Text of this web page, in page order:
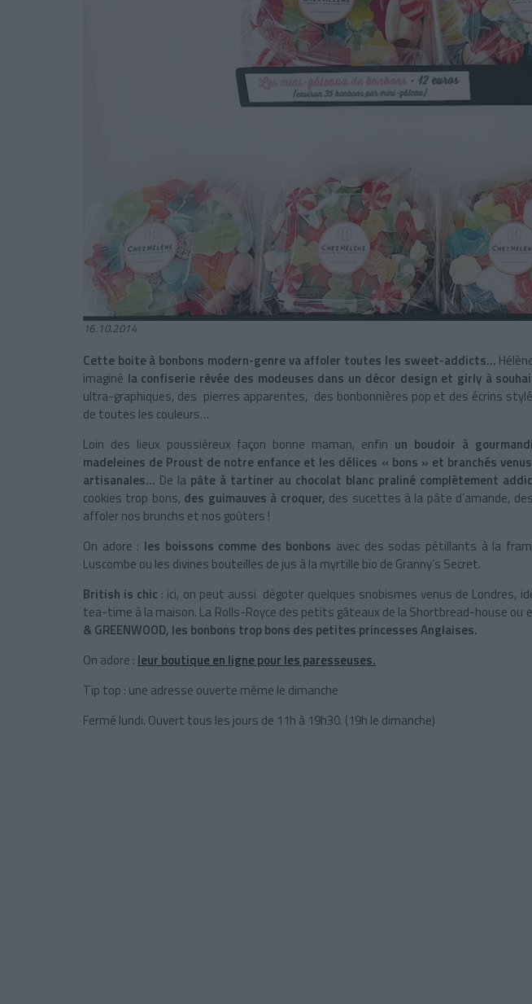
16.10.2014
Cette boite à bonbons modern-genre va affoler toutes les sweet-addicts...
imaginé la confiserie rêvée des modeuses dans un décor design et girly à
ultra-graphiques, des pierres apparentes, des bonbonnières pop et des écrins
de toutes les couleurs…
Loin des lieux poussiéreux façon bonne maman, enfin un boudoir à
madeleines de Proust de notre enfance et les délices « bons » et branchés
artisanales… De la pâte à tartiner au chocolat blanc praliné complètement
cookies trop bons, des guimauves à croquer, des sucettes à la pâte d’amande,
affoler nos brunchs et nos goûters !
On adore : les boissons comme des bonbons avec des sodas pétillants à la
Luscombe ou les divines bouteilles de jus à la myrtille bio de Granny’s Secret.
British is chic : ici, on peut aussi dégoter quelques snobismes venus de Londres,
tea-time à la maison. La Rolls-Royce des petits gâteaux de la Shortbread-house ou
& GREENWOOD, les bonbons trop bons des petites princesses Anglaises.
On adore : leur boutique en ligne pour les paresseuses.
Tip top : une adresse ouverte même le dimanche
Fermé lundi. Ouvert tous les jours de 11h à 19h30. (19h le dimanche)